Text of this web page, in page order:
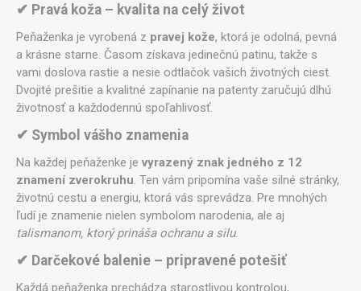
✔ Pravá koža – kvalita na celý život
Peňaženka je vyrobená z pravej kože, ktorá je odolná, pevná
a krásne starne. Časom získava jedinečnú patinu, takže s
vami doslova rastie a nesie odtlačok vašich životných ciest.
Dvojité prešitie a kvalitné zapínanie na patenty zaručujú dlhú
životnosť a každodennú spoľahlivosť.
✔ Symbol vášho znamenia
Na každej peňaženke je vyrazený znak jedného z 12
znamení zverokruhu. Ten vám pripomína vaše silné stránky,
životnú cestu a energiu, ktorá vás sprevádza. Pre mnohých
ľudí je znamenie nielen symbolom narodenia, ale aj
talismanom, ktorý prináša ochranu a silu.
✔ Darčekové balenie – pripravené potešiť
Každá peňaženka prechádza starostlivou kontrolou,